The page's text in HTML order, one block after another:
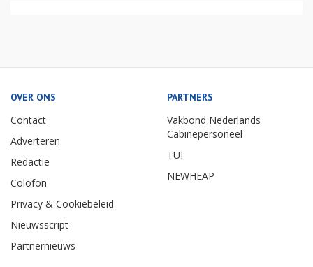
OVER ONS
Contact
Adverteren
Redactie
Colofon
Privacy & Cookiebeleid
Nieuwsscript
Partnernieuws
PARTNERS
Vakbond Nederlands
Cabinepersoneel
TUI
NEWHEAP